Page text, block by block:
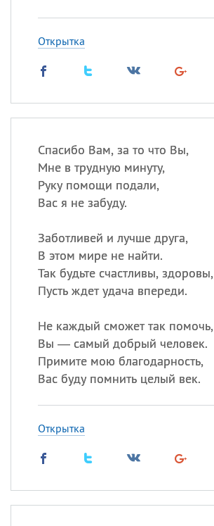
Открытка
Спасибо Вам, за то что Вы,
Мне в трудную минуту,
Руку помощи подали,
Вас я не забуду.
Заботливей и лучше друга,
В этом мире не найти.
Так будьте счастливы, здоровы,
Пусть ждет удача впереди.
Не каждый сможет так помочь,
Вы — самый добрый человек.
Примите мою благодарность,
Вас буду помнить целый век.
Открытка